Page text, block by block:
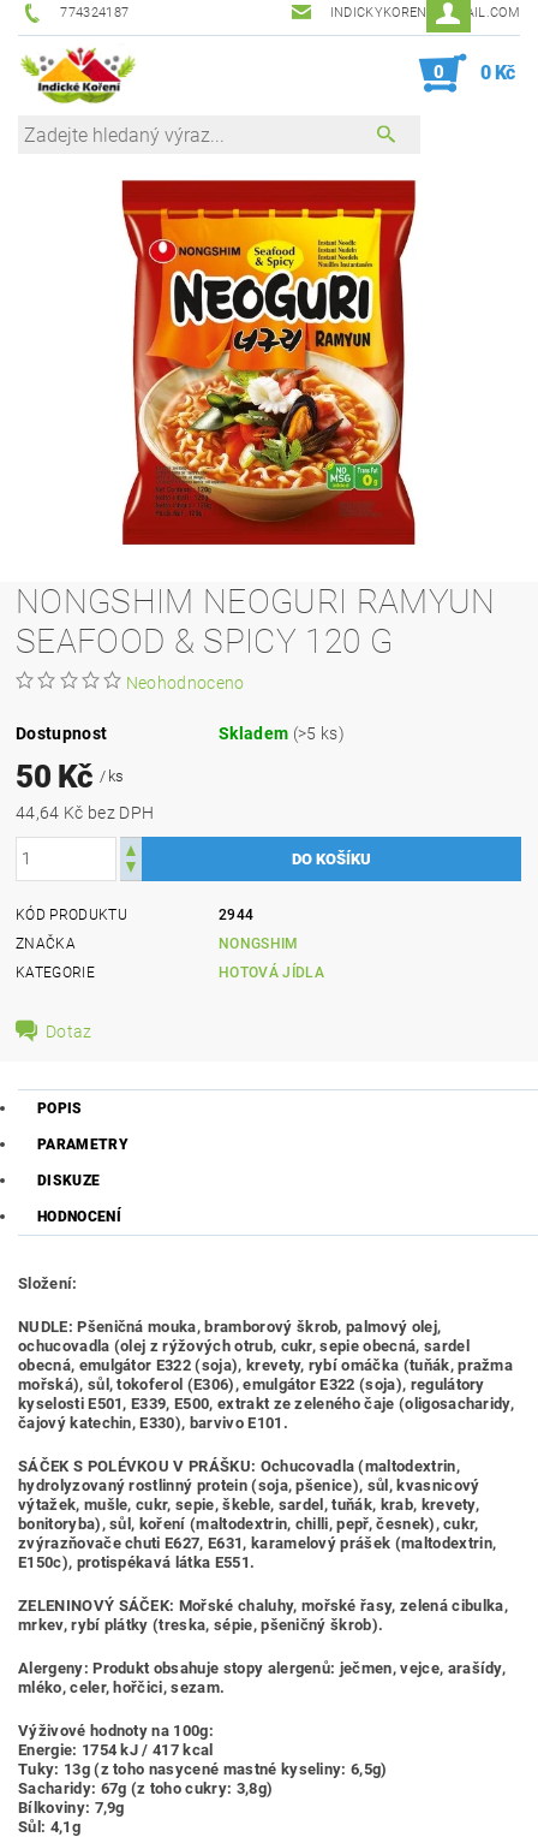
774324187 INDICKYKORENI@GMAIL.COM
0 0 Kč
NONGSHIM NEOGURI RAMYUN
SEAFOOD & SPICY 120 G
Neohodnoceno
Dostupnost Skladem (>5 ks)
50 Kč/ ks
44,64 Kč bez DPH
KÓD PRODUKTU
2944
ZNAČKA
NONGSHIM
KATEGORIE
HOTOVÁ JÍDLA
Dotaz
POPIS
PARAMETRY
DISKUZE
HODNOCENÍ
Složení:
NUDLE: Pšeničná mouka, bramborový škrob, palmový olej,
ochucovadla (olej z rýžových otrub, cukr, sepie obecná, sardel
obecná, emulgátor E322 (soja), krevety, rybí omáčka (tuňák, pražma
mořská), sůl, tokoferol (E306), emulgátor E322 (soja), regulátory
kyselosti E501, E339, E500, extrakt ze zeleného čaje (oligosacharidy,
čajový katechin, E330), barvivo E101.
SÁČEK S POLÉVKOU V PRÁŠKU: Ochucovadla (maltodextrin,
hydrolyzovaný rostlinný protein (soja, pšenice), sůl, kvasnicový
výtažek, mušle, cukr, sepie, škeble, sardel, tuňák, krab, krevety,
bonitoryba), sůl, koření (maltodextrin, chilli, pepř, česnek), cukr,
zvýrazňovače chuti E627, E631, karamelový prášek (maltodextrin,
E150c), protispékavá látka E551.
ZELENINOVÝ SÁČEK: Mořské chaluhy, mořské řasy, zelená cibulka,
mrkev, rybí plátky (treska, sépie, pšeničný škrob).
Alergeny: Produkt obsahuje stopy alergenů: ječmen, vejce, arašídy,
mléko, celer, hořčici, sezam.
Výživové hodnoty na 100g:
Energie: 1754 kJ / 417 kcal
Tuky: 13g (z toho nasycené mastné kyseliny: 6,5g)
Sacharidy: 67g (z toho cukry: 3,8g)
Bílkoviny: 7,9g
Sůl: 4,1g